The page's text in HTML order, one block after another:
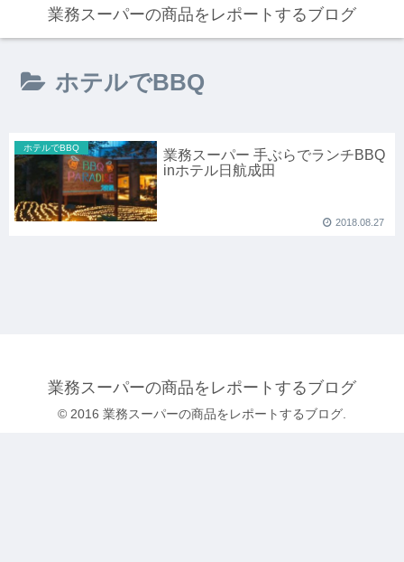
業務スーパーの商品をレポートするブログ
ホテルでBBQ
ホテルでBBQ
業務スーパー 手ぶらでランチBBQ
inホテル日航成田
2018.08.27
業務スーパーの商品をレポートするブログ
© 2016 業務スーパーの商品をレポートするブログ.